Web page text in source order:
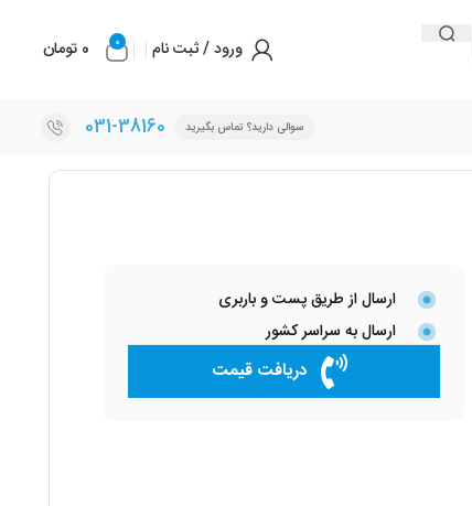
ورود / ثبت نام 0
0 تومان
سوالی دارید؟ تماس بگیرید 031-38160
ارسال از طریق پست و باربری
ارسال به سراسر کشور
دریافت قیمت